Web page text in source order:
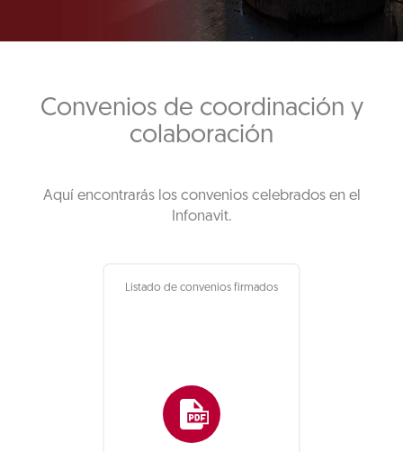
Convenios de coordinación y
colaboración
Aquí encontrarás los convenios celebrados en el
Infonavit.
Listado de convenios firmados